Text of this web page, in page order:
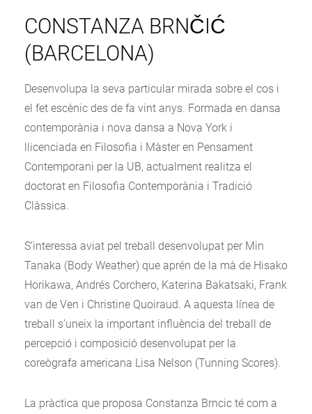
CONSTANZA BRNČIĆ
(BARCELONA)
Desenvolupa la seva particular mirada sobre el cos i
el fet escènic des de fa vint anys. Formada en dansa
contemporània i nova dansa a Nova York i
llicenciada en Filosofia i Màster en Pensament
Contemporani per la UB, actualment realitza el
doctorat en Filosofia Contemporània i Tradició
Clàssica.
S’interessa aviat pel treball desenvolupat per Min
Tanaka (Body Weather) que aprén de la mà de Hisako
Horikawa, Andrés Corchero, Katerina Bakatsaki, Frank
van de Ven i Christine Quoiraud. A aquesta línea de
treball s’uneix la important influència del treball de
percepció i composició desenvolupat per la
coreògrafa americana Lisa Nelson (Tunning Scores).
La pràctica que proposa Constanza Brncic té com a